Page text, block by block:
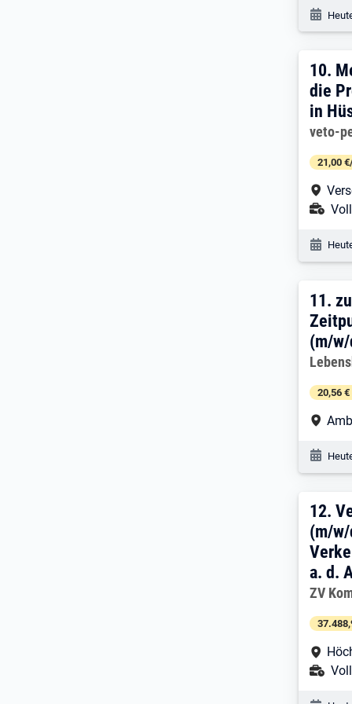
10.
10.
die
in
veto-
21,00
11.
11.
(m/
20,56
12.
12.
(m/
a. d.
ZV